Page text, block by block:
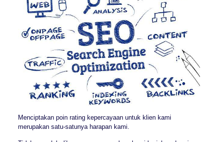
Menciptakan poin rating kepercayaan untuk klien kami
merupakan satu-satunya harapan kami.